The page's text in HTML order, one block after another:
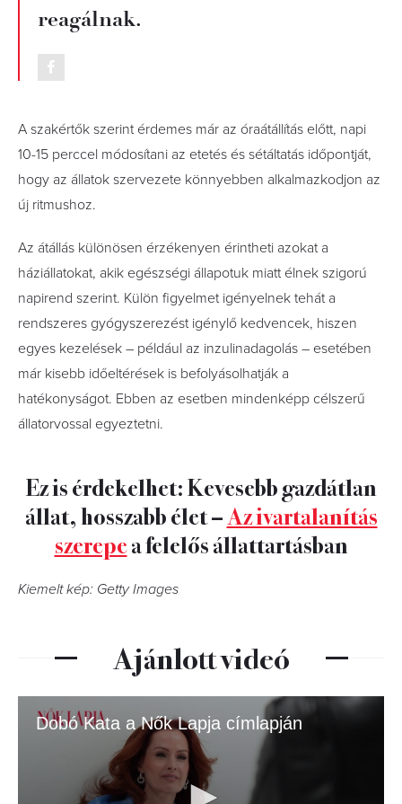
reagálnak.
A szakértők szerint érdemes már az óraátállítás előtt, napi
10-15 perccel módosítani az etetés és sétáltatás időpontját,
hogy az állatok szervezete könnyebben alkalmazkodjon az
új ritmushoz.
Az átállás különösen érzékenyen érintheti azokat a
háziállatokat, akik egészségi állapotuk miatt élnek szigorú
napirend szerint. Külön figyelmet igényelnek tehát a
rendszeres gyógyszerezést igénylő kedvencek, hiszen
egyes kezelések – például az inzulinadagolás – esetében
már kisebb időeltérések is befolyásolhatják a
hatékonyságot. Ebben az esetben mindenképp célszerű
állatorvossal egyeztetni.
Ez is érdekelhet: Kevesebb gazdátlan
állat, hosszabb élet –Az ivartalanítás
szerepea felelős állattartásban
Kiemelt kép: Getty Images
Ajánlott videó
Dobó Kata a Nők Lapja címlapján